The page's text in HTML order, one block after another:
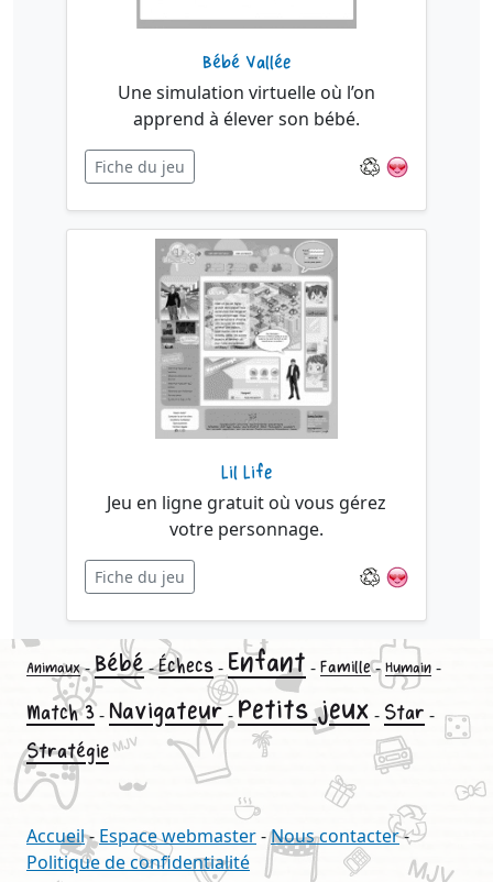
Bébé Vallée
Une simulation virtuelle où l’on
apprend à élever son bébé.
Fiche du jeu
Lil Life
Jeu en ligne gratuit où vous gérez
votre personnage.
Fiche du jeu
Animaux-Bébé-Échecs- Enfant - Famille-Humain -
Match 3- Navigateur- Petits jeux - Star -
Stratégie
Accueil-Espace webmaster-Nous contacter-
Politique de confidentialité